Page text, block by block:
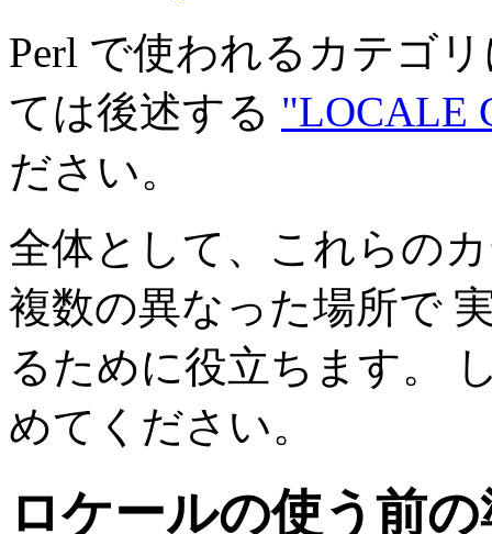
Perl で使われるカテゴ
ては後述する "LOCALE
ださい。
全体として、これらの
複数の異なった場所で
るために役立ちます。
めてください。
ロケールの使う前